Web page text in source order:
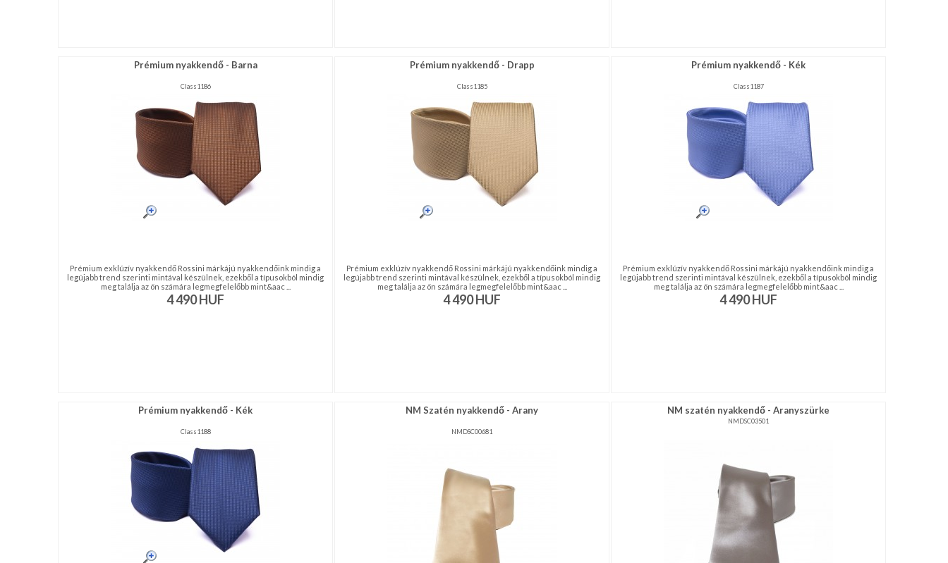
Prémium nyakkendő - Barna
Class1186
Prémium exklúzív nyakkendő Rossini márkájú nyakkendőink mindig a
legújabb trend szerinti mintával készülnek, ezekből a típusokból mindig
meg találja az ön számára legmegfelelőbb mint&aac ...
4 490HUF
Prémium nyakkendő - Drapp
Class1185
Prémium exklúzív nyakkendő Rossini márkájú nyakkendőink mindig a
legújabb trend szerinti mintával készülnek, ezekből a típusokból mindig
meg találja az ön számára legmegfelelőbb mint&aac ...
4 490HUF
Prémium nyakkendő - Kék
Class1187
Prémium exklúzív nyakkendő Rossini márkájú nyakkendőink mindig a
legújabb trend szerinti mintával készülnek, ezekből a típusokból mindig
meg találja az ön számára legmegfelelőbb mint&aac ...
4 490HUF
Prémium nyakkendő - Kék
Class1188
NM Szatén nyakkendő - Arany
NMDSC00681
NM szatén nyakkendő - Aranyszürke
NMDSC03501